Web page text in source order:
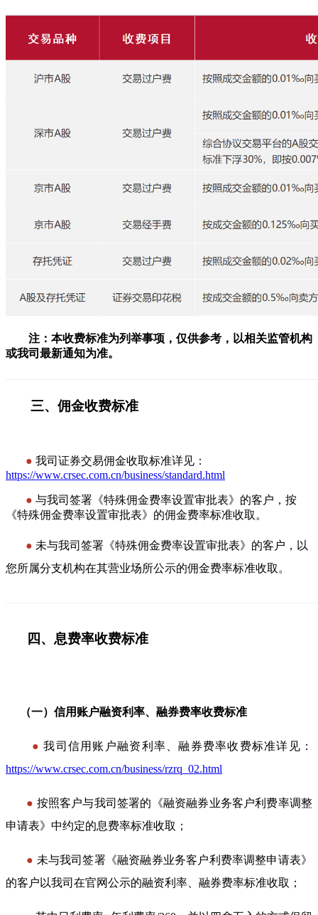
注：本收费标准为列举事项，仅供参考，以相关监管机构
或我司最新通知为准。
三、佣金收费标准
● 我司证券交易佣金收取标准详见：
https://www.crsec.com.cn/business/standard.html
● 与我司签署《特殊佣金费率设置审批表》的客户，按
《特殊佣金费率设置审批表》的佣金费率标准收取。
● 未与我司签署《特殊佣金费率设置审批表》的客户，以
您所属分支机构在其营业场所公示的佣金费率标准收取。
四、息费率收费标准
（一） 信用账户融资利率、融券费率收费标准
●我司信用账户融资利率、融券费率收费标准详见：
https://www.crsec.com.cn/business/rzrq_02.html
● 按照客户与我司签署的《融资融券业务客户利费率调整
申请表》中约定的息费率标准收取；
● 未与我司签署《融资融券业务客户利费率调整申请表》
的客户以我司在官网公示的融资利率、融券费率标准收取；